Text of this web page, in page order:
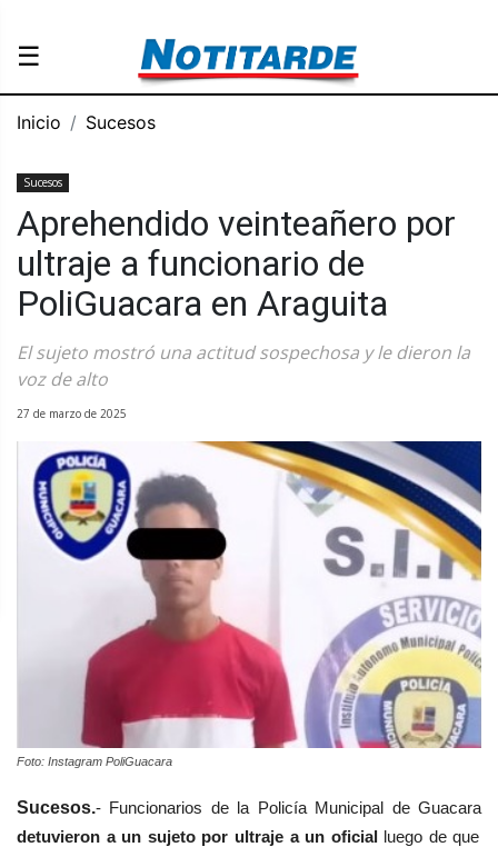
☰
Inicio Sucesos
Sucesos
Aprehendido veinteañero por
ultraje a funcionario de
PoliGuacara en Araguita
El sujeto mostró una actitud sospechosa y le dieron la
voz de alto
27 de marzo de 2025
Foto: Instagram PoliGuacara
Sucesos.- Funcionarios de la Policía Municipal de Guacara
detuvieron a un sujeto por ultraje a un oficial luego de que